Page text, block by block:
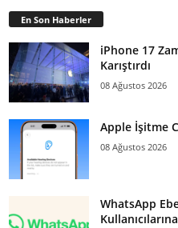
En Son Haberler
iPhone 17
Karıştırdı
08 Ağustos 2026
Apple İşitme
08 Ağustos 2026
WhatsApp